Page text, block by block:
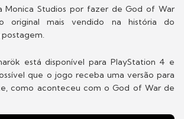
Monica Studios por fazer de God of War
original mais vendido na história do
postagem.
está disponível para PlayStation 4 e
que o jogo receba uma versão para
como aconteceu com o God of War de